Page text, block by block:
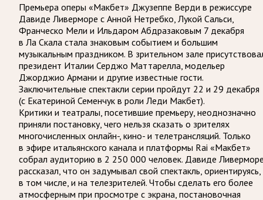
Премьера оперы «Макбет» Джузеппе Верди в режиссуре
Давиде Ливерморе с Анной Нетребко, Лукой Сальси,
Франческо Мели и Ильдаром Абдразаковым 7 декабря
в Ла Скала стала знаковым событием и большим
музыкальным праздником. В зрительном зале
президент Италии Серджо Маттарелла, модельер
Джорджио Армани и другие известные гости.
Заключительные спектакли серии пройдут 22 и 29 декабря
(с Екатериной Семенчук в роли Леди Макбет).
Критики и театралы, посетившие премьеру, неоднозначно
приняли постановку, чего нельзя сказать о зрителях
многочисленных онлайн-, кино- и телетрансляций. Только
в эфире итальянского канала и платформы Rai «Макбет»
собрал аудиторию в 2 250 000 человек. Давиде
рассказал, что он задумывал свой спектакль, ориентируясь,
в том числе, и на телезрителей. Чтобы сделать его более
атмосферным при просмотре с экрана, постановочная